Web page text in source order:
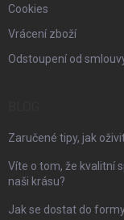
Cookies
Vrácení zboží
Odstoupení od
Zaručené tipy, jak
Víte o tom, že kvalitní
naši krásu?
Jak se dostat do